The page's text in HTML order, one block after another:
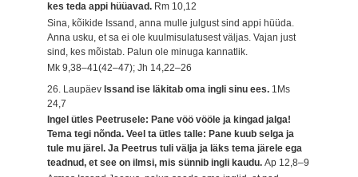
kes teda appi hüüavad. Rm 10,12
Sina, kõikide Issand, anna mulle julgust sind appi hüüda.
Anna usku, et sa ei ole kuulmisulatusest väljas. Vajan just
sind, kes mõistab. Palun ole minuga kannatlik.
Mk 9,38–41(42–47); Jh 14,22–26
26. LaupäevIssand ise läkitab oma ingli sinu ees. 1Ms
24,7
Ingel ütles Peetrusele: Pane vöö vööle ja kingad jalga!
Tema tegi nõnda. Veel ta ütles talle: Pane kuub selga ja
tule mu järel. Ja Peetrus tuli välja ja läks tema järele ega
teadnud, et see on ilmsi, mis sünnib ingli kaudu.Ap 12,8–9